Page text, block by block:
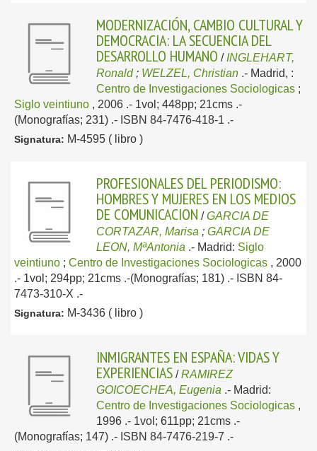
MODERNIZACIÓN, CAMBIO CULTURAL Y
DEMOCRACIA: LA SECUENCIA DEL
DESARROLLO HUMANO / INGLEHART,
Ronald; WELZEL, Christian .- Madrid, :
Centro de Investigaciones Sociologicas ;
Siglo veintiuno , 2006 .- 1vol; 448pp; 21cms .-
(Monografías; 231) .- ISBN 84-7476-418-1 .-
Signatura: M-4595 ( libro )
PROFESIONALES DEL PERIODISMO:
HOMBRES Y MUJERES EN LOS MEDIOS
DE COMUNICACION /GARCIA DE
CORTAZAR, Marisa ; GARCIA DE
LEON, MªAntonia .- Madrid: Siglo
veintiuno ; Centro de Investigaciones Sociologicas , 2000
.- 1vol; 294pp; 21cms .-(Monografías; 181) .- ISBN 84-
7473-310-X .-
Signatura: M-3436 ( libro )
INMIGRANTES EN ESPAÑA: VIDAS Y
EXPERIENCIAS /RAMIREZ
GOICOECHEA, Eugenia .- Madrid:
Centro de Investigaciones Sociologicas ,
1996 .- 1vol; 611pp; 21cms .-
(Monografías; 147) .- ISBN 84-7476-219-7 .-